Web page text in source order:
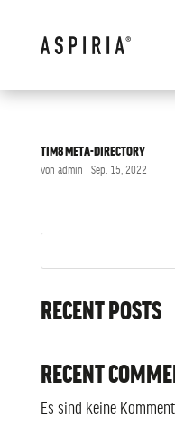
TIM8 META-DIRECTORY
von admin Sep. 15, 2022
RECENT POSTS
RECENT
Es sind keine